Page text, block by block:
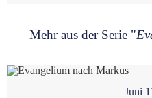
Mehr aus der Serie "
Juni